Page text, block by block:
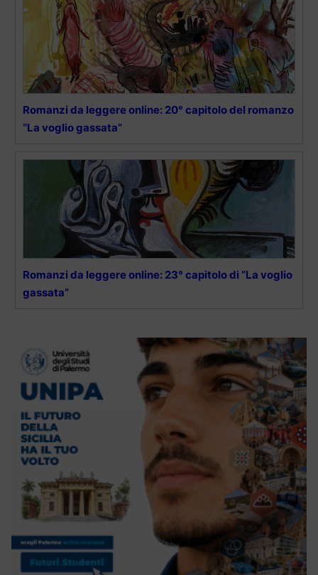
Romanzi da leggere online: 20° capitolo del romanzo
“La voglio gassata”
Romanzi da leggere online: 23° capitolo di “La voglio
gassata”